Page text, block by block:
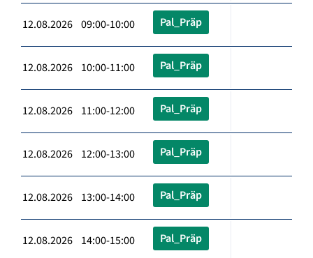
12.08.2026 09:00-10:00 Pal_Präp
12.08.2026 10:00-11:00 Pal_Präp
12.08.2026 11:00-12:00 Pal_Präp
12.08.2026 12:00-13:00 Pal_Präp
12.08.2026 13:00-14:00 Pal_Präp
12.08.2026 14:00-15:00 Pal_Präp